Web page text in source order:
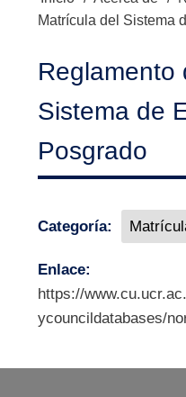
Principal
de
navegación
Matrícula del Sistema
Reglamento
Sistema de
Posgrado
Categoría:
Enlace:
https://
ycouncildatabases/